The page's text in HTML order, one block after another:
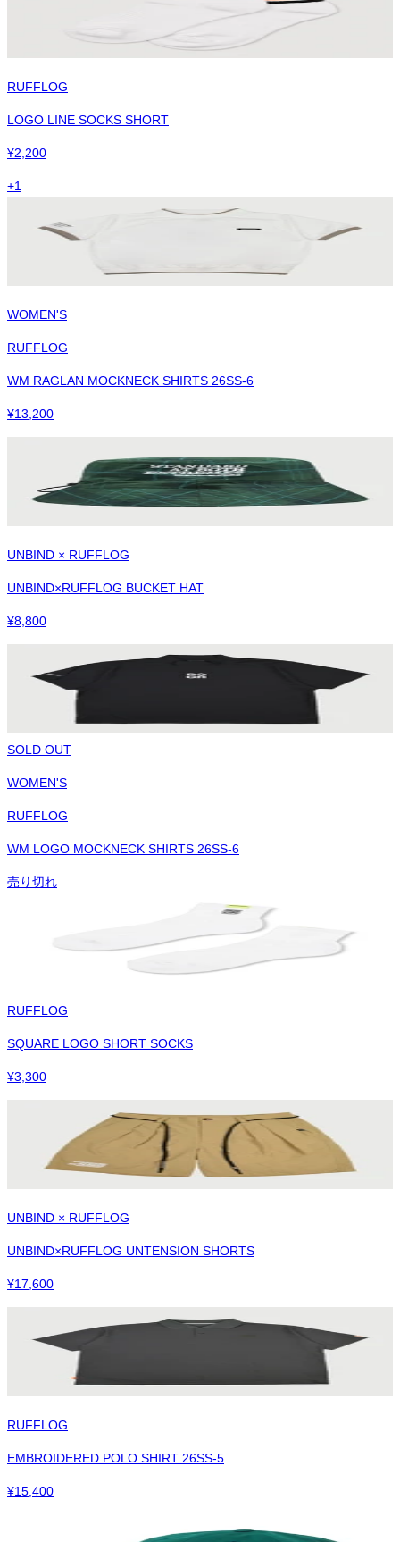
RUFFLOG
LOGO LINE SOCKS SHORT
¥2,200
+1
WOMEN'S
RUFFLOG
WM RAGLAN MOCKNECK SHIRTS 26SS-6
¥13,200
UNBIND × RUFFLOG
UNBIND×RUFFLOG BUCKET HAT
¥8,800
SOLD OUT
WOMEN'S
RUFFLOG
WM LOGO MOCKNECK SHIRTS 26SS-6
売り切れ
RUFFLOG
SQUARE LOGO SHORT SOCKS
¥3,300
UNBIND × RUFFLOG
UNBIND×RUFFLOG UNTENSION SHORTS
¥17,600
RUFFLOG
EMBROIDERED POLO SHIRT 26SS-5
¥15,400